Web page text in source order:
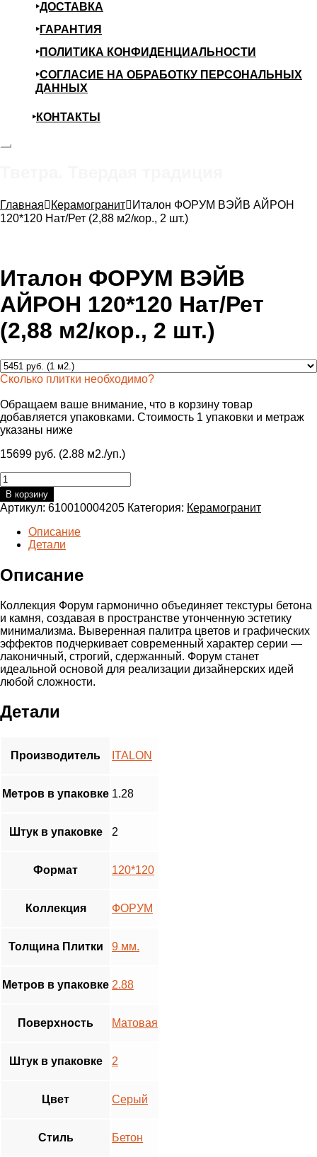
ДОСТАВКА
ГАРАНТИЯ
ПОЛИТИКА КОНФИДЕНЦИАЛЬНОСТИ
СОГЛАСИЕ НА ОБРАБОТКУ ПЕРСОНАЛЬНЫХ
ДАННЫХ
КОНТАКТЫ
Главная Керамогранит
Италон ФОРУМ ВЭЙВ АЙРОН
120*120 Нат/Рет (2,88 м2/кор., 2 шт.)
Италон ФОРУМ ВЭЙВ
АЙРОН 120*120 Нат/Рет
(2,88 м2/кор., 2 шт.)
Сколько плитки необходимо?
Обращаем ваше внимание, что в корзину товар
добавляется упаковками. Стоимость 1 упаковки и метраж
указаны ниже
15699 руб. (2.88 м2./уп.)
Количество
товара
Италон
ФОРУМ
ВЭЙВ
АЙРОН
120*120
Нат/
Рет
м2/
кор.,
2
шт.)
В корзину
Артикул: 610010004205 Категория: Керамогранит
Описание
Детали
Описание
Коллекция Форум гармонично объединяет текстуры бетона
и камня, создавая в пространстве утонченную эстетику
минимализма. Выверенная палитра цветов и графических
эффектов подчеркивает современный характер серии —
лаконичный, строгий, сдержанный. Форум станет
идеальной основой для реализации дизайнерских идей
любой сложности.
Детали
Производитель ITALON
Метров в упаковке 1.28
Штук в упаковке 2
Формат 120*120
Коллекция ФОРУМ
Толщина Плитки 9 мм.
Метров в упаковке 2.88
Поверхность Матовая
Штук в упаковке 2
Цвет Серый
Стиль Бетон